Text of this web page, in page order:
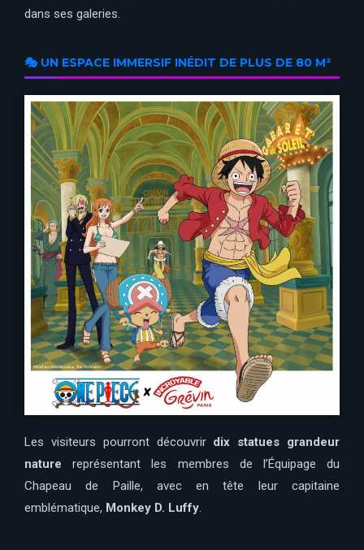
dans ses galeries.
🎭 UN ESPACE IMMERSIF INÉDIT DE PLUS DE 80 M²
Les visiteurs pourront découvrir dix statues grandeur
nature représentant les membres de l’Équipage du
Chapeau de Paille, avec en tête leur capitaine
emblématique, Monkey D. Luffy.